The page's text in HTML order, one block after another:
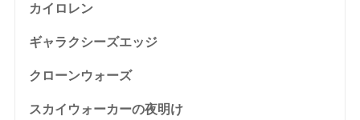
カイロレン
ギャラクシーズエッジ
クローンウォーズ
スカイウォーカーの夜明け